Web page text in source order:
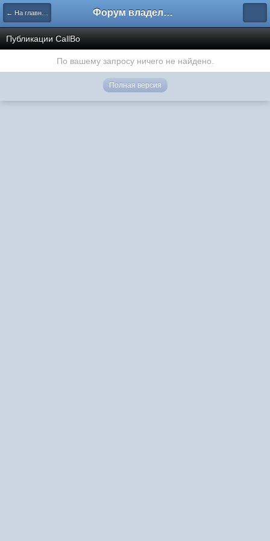
← На главную Форум владельцев интернет-магазинов
Публикации CallBo
По вашему запросу ничего не найдено.
Полная версия